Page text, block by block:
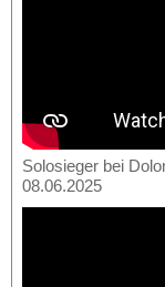
Solosieger bei
08.06.2025